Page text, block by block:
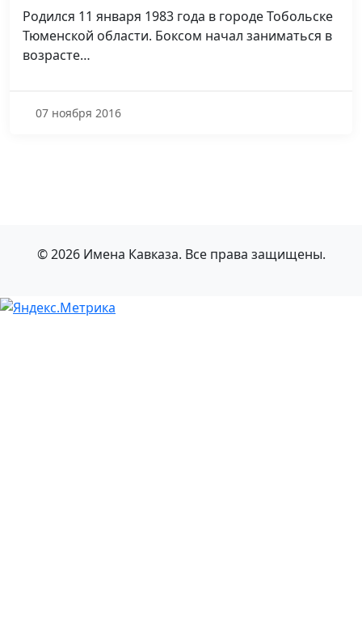
Родился 11 января 1983 года в городе Тобольске
Тюменской области. Боксом начал заниматься в
возрасте…
07 ноября 2016
© 2026 Имена Кавказа. Все права защищены.